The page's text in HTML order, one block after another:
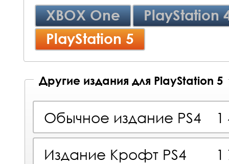
XBOX One
PlayStation
PlayStation 5
Другие издания для PlayStation 5
Обычное издание PS4
Издание Крофт PS4